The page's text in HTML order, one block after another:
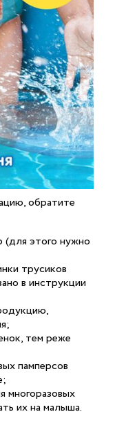
обратите
(для этого нужно
трусиков
в инструкции
тем реже
памперсов
многоразовых
их на малыша.